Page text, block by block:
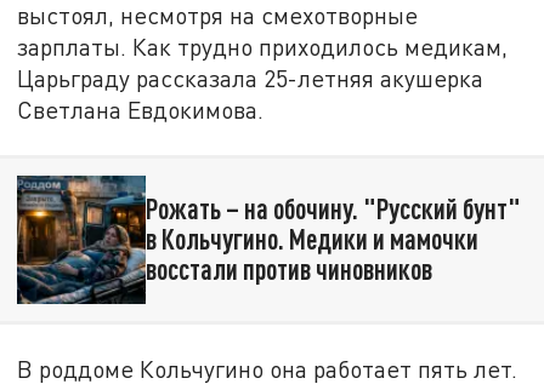
выстоял, несмотря на смехотворные
зарплаты. Как трудно приходилось медикам,
Царьграду рассказала 25-летняя акушерка
Светлана Евдокимова.
Рожать – на обочину. "Русский бунт"
в Кольчугино. Медики и мамочки
восстали против чиновников
В роддоме Кольчугино она работает пять лет.